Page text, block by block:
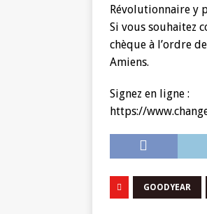
Révolutionnaire y
Si vous souhaitez
chèque à l’ordre
Amiens.
Signez en ligne :
https://
GOODYEAR